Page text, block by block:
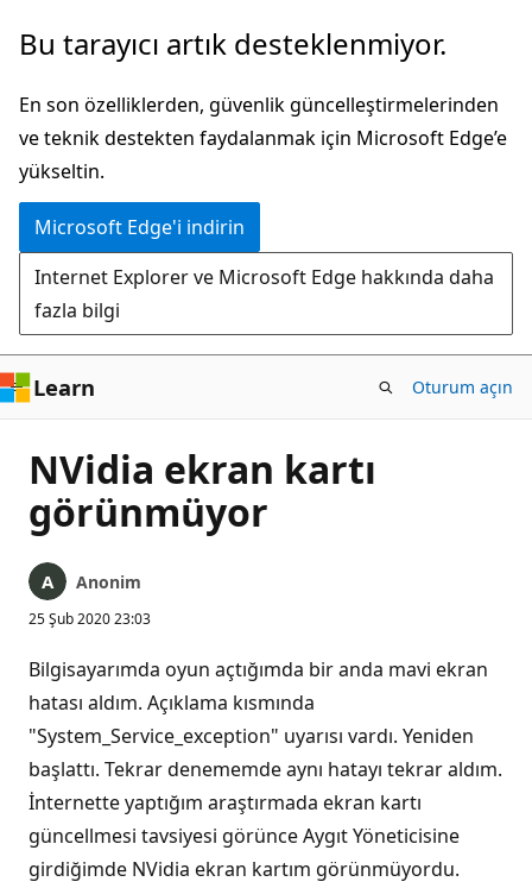
Ana
atla
Bu tarayıcı artık desteklenmiyor.
En son özelliklerden, güvenlik güncelleştirmelerinden
ve teknik destekten faydalanmak için Microsoft Edge’e
yükseltin.
Microsoft Edge'i indirin
Internet Explorer ve Microsoft Edge hakkında daha
fazla bilgi
Learn Oturum açın
NVidia ekran kartı
görünmüyor
Anonim
25 Şub 2020 23:03
Bilgisayarımda oyun açtığımda bir anda mavi ekran
hatası aldım. Açıklama kısmında
"System_Service_exception" uyarısı vardı. Yeniden
başlattı. Tekrar denememde aynı hatayı tekrar aldım.
İnternette yaptığım araştırmada ekran kartı
güncellmesi tavsiyesi görünce Aygıt Yöneticisine
girdiğimde NVidia ekran kartım görünmüyordu.